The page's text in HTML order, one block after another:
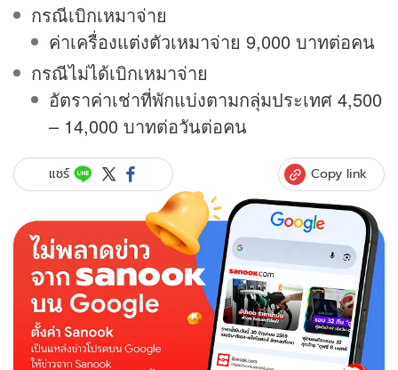
กรณีเบิกเหมาจ่าย
ค่าเครื่องแต่งตัวเหมาจ่าย 9,000 บาทต่อคน
กรณีไม่ได้เบิกเหมาจ่าย
อัตราค่าเช่าที่พักแบ่งตามกลุ่มประเทศ 4,500
– 14,000 บาทต่อวันต่อคน
แชร์ Copy link